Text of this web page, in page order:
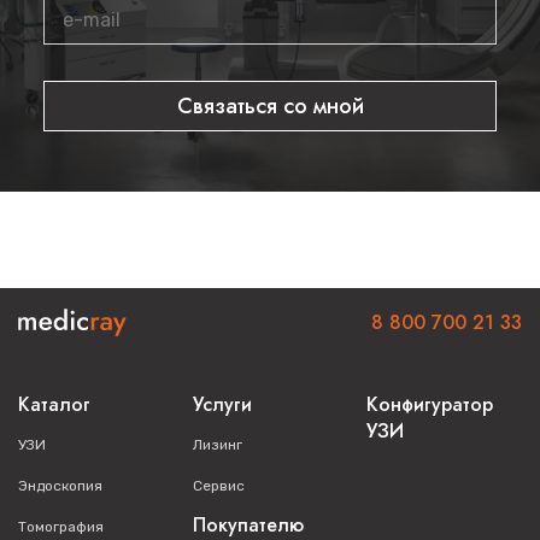
Вы пользуетесь медицинским оборудованием
Вносите регулярный лизинговый платёж, по окончании
договора оборудование переходит в вашу
собственностьСвязаться со мной
Каталог
УЗИ
Эндоскопия
Томография
Услуги
Лизинг
Сервис
Покупателю
Конфигуратор
УЗИ
8 800 700 21 33